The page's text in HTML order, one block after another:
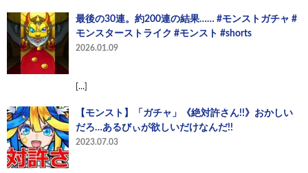
最後の30連。約200連の結果…… #モンストガチャ #
モンスターストライク #モンスト #shorts
2026.01.09
[…]
【モンスト】「ガチャ」《絶対許さん!!》おかしい
だろ…あるびぃが欲しいだけなんだ!!
2023.07.03